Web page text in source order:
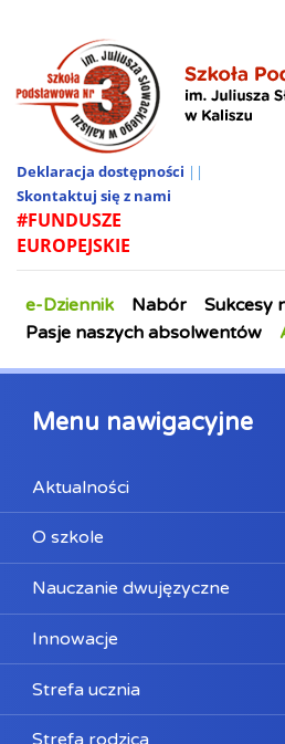
Deklaracja dostępności ||
Skontaktuj się z nami
#FUNDUSZE
EUROPEJSKIE
e-Dziennik Nabór
Sukcesy
Pasje naszych absolwentów
Menu nawigacyjne
Aktualności
O szkole
Nauczanie dwujęzyczne
Innowacje
Strefa ucznia